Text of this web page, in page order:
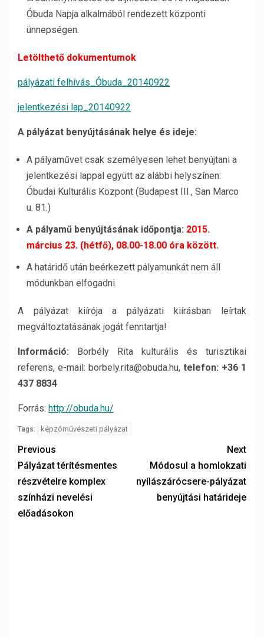
Óbuda Napja alkalmából rendezett központi
ünnepségen.
Letölthető dokumentumok
pályázati felhívás_Óbuda_20140922
jelentkezési lap_20140922
A pályázat benyújtásának helye és ideje:
A pályaművet csak személyesen lehet benyújtani a
jelentkezési lappal együtt az alábbi helyszínen:
Óbudai Kulturális Központ (Budapest III., San Marco
u. 81.)
A pályamű benyújtásának időpontja: 2015.
március 23. (hétfő), 08.00-18.00 óra között.
A határidő után beérkezett pályamunkát nem áll
módunkban elfogadni.
A pályázat kiírója a pályázati kiírásban leírtak
megváltoztatásának jogát fenntartja!
Információ: Borbély Rita kulturális és turisztikai
referens, e-mail: borbely.rita@obuda.hu, telefon: +36 1
437 8834
Forrás: http://obuda.hu/
Tags: képzóművészeti pályázat
Previous
Pályázat térítésmentes
részvételre komplex
színházi nevelési
előadásokon
Next
Módosul a homlokzati
nyílászárócsere-pályázat
benyújtási határideje